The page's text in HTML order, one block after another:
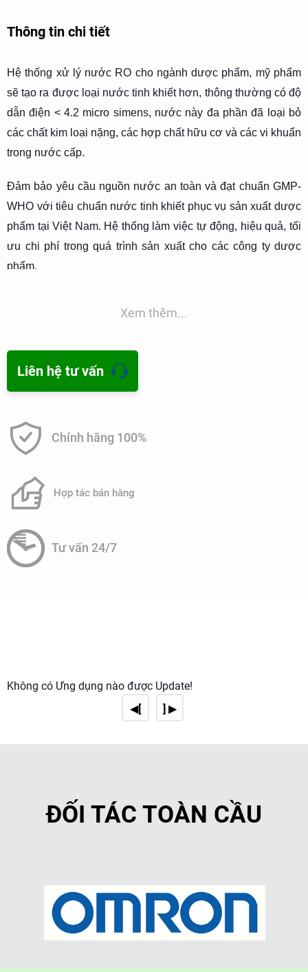
Thông tin chi tiết
Hệ thống xử lý nước RO cho ngành dược phẩm, mỹ phẩm
sẽ tạo ra được loại nước tinh khiết hơn, thông thường có độ
dẫn điện < 4.2 micro simens, nước này đa phần đã loại bỏ
các chất kim loại nặng, các hợp chất hữu cơ và các vi khuẩn
trong nước cấp.
Đảm bảo yêu cầu nguồn nước an toàn và đạt chuẩn GMP-
WHO với tiêu chuẩn nước tinh khiết phục vụ sản xuất dược
phẩm tại Việt Nam. Hệ thống làm việc tự động, hiệu quả, tối
ưu chi phí trong quá trình sản xuất cho các công ty dược
phẩm.
Xem thêm...
Liên hệ tư vấn
Chính hãng 100%
Hợp tác bán hàng
Tư vấn 24/7
Không có Ứng dụng nào được Update!
◀[
] ▶
ĐỐI TÁC TOÀN CẦU